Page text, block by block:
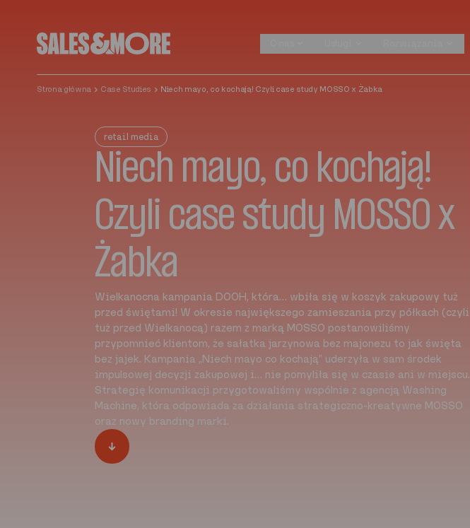
O nas
Usługi
Rozwiązania
Strona główna Case Studies Niech mayo, co kochają! Czyli case study MOSSO x Żabka
retail media
Niech mayo, co kochają!
Czyli case study MOSSO x
Żabka
Wielkanocna kampania DOOH, która… wbiła się w koszyk zakupowy tuż
przed świętami! W okresie największego zamieszania przy półkach (czyli
tuż przed Wielkanocą) razem z marką MOSSO postanowiliśmy
przypomnieć klientom, że sałatka jarzynowa bez majonezu to jak święta
bez jajek. Kampania „Niech mayo co kochają” uderzyła w sam środek
impulsowej decyzji zakupowej i… nie pomyliła się w czasie ani w miejscu.
Strategię komunikacji przygotowaliśmy wspólnie z agencją Washing
Machine, która odpowiada za działania strategiczno-kreatywne MOSSO
oraz nowy branding marki.